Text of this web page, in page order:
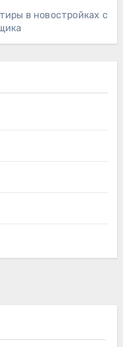
в новостройках с